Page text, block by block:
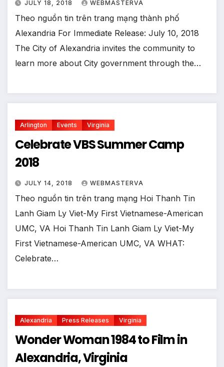
JULY 18, 2018 WEBMASTERVA
Theo nguồn tin trên trang mạng thành phố
Alexandria For Immediate Release: July 10, 2018
The City of Alexandria invites the community to
learn more about City government through the…
Arlington Events Virginia
Celebrate VBS Summer Camp
2018
JULY 14, 2018 WEBMASTERVA
Theo nguồn tin trên trang mạng Hoi Thanh Tin
Lanh Giam Ly Viet-My First Vietnamese-American
UMC, VA Hoi Thanh Tin Lanh Giam Ly Viet-My
First Vietnamese-American UMC, VA WHAT:
Celebrate…
Alexandria Press Releases Virginia
Wonder Woman 1984 to Film in
Alexandria, Virginia